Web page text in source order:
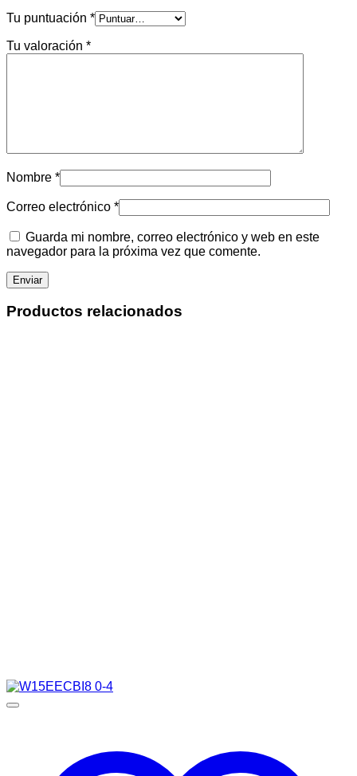
Tu puntuación *
Tu valoración *
Nombre *
Correo electrónico *
Guarda mi nombre, correo electrónico y web en este
navegador para la próxima vez que comente.
Productos relacionados